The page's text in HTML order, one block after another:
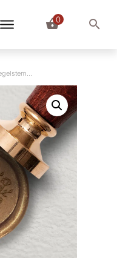
0
Siegelstempel “Wildflowers”